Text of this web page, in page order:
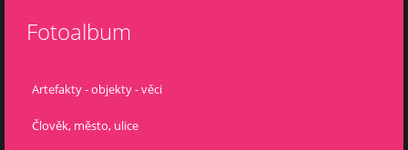
Fotoalbum
Artefakty - objekty - věci
Člověk, město, ulice